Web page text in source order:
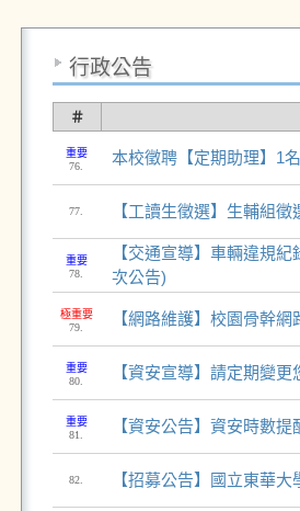
行政公告
＃
重要
76.
本校徵聘【定期助理】1名
77. 【工讀生徵選】生輔組
重要
78.
【交通宣導】車輛違規
次公告)
極重要
79.
【網路維護】校園骨幹網
重要
80.
【資安宣導】請定期變更
重要
81.
【資安公告】資安時數提
82. 【招募公告】國立東華